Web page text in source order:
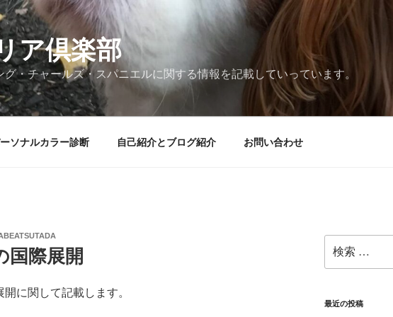
ア倶楽部
・チャールズ・スパニエルに関する情報を記載していっています。
ソナルカラー診断 自己紹介とブログ紹介 お問い合わせ
国際展開
に関して記載します。
索:
最近の投稿